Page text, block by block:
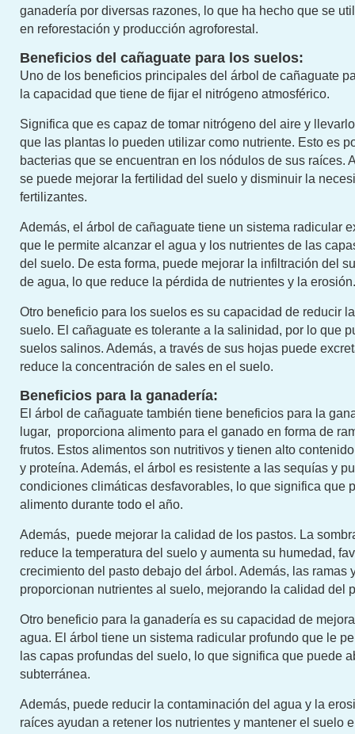
ganadería por diversas razones, lo que ha hecho que se
en reforestación y producción agroforestal.
Beneficios del cañaguate para los suelos:
Uno de los beneficios principales del árbol de cañaguate
la capacidad que tiene de fijar el nitrógeno atmosférico.
Significa que es capaz de tomar nitrógeno del aire y
que las plantas lo pueden utilizar como nutriente. Esto es
bacterias que se encuentran en los nódulos de sus raíces.
se puede mejorar la fertilidad del suelo y disminuir la
fertilizantes.
Además, el árbol de cañaguate tiene un sistema radicular
que le permite alcanzar el agua y los nutrientes de las
del suelo. De esta forma, puede mejorar la infiltración del
de agua, lo que reduce la pérdida de nutrientes y la erosión.
Otro beneficio para los suelos es su capacidad de reducir
suelo. El cañaguate es tolerante a la salinidad, por lo que
suelos salinos. Además, a través de sus hojas puede
reduce la concentración de sales en el suelo.
Beneficios para la ganadería:
El árbol de cañaguate también tiene beneficios para la
lugar, proporciona alimento para el ganado en forma de
frutos. Estos alimentos son nutritivos y tienen alto
y proteína. Además, el árbol es resistente a las sequías y
condiciones climáticas desfavorables, lo que significa que
alimento durante todo el año.
Además, puede mejorar la calidad de los pastos. La
reduce la temperatura del suelo y aumenta su humedad,
crecimiento del pasto debajo del árbol. Además, las ramas
proporcionan nutrientes al suelo, mejorando la calidad del
Otro beneficio para la ganadería es su capacidad de
agua. El árbol tiene un sistema radicular profundo que le
las capas profundas del suelo, lo que significa que puede
subterránea.
Además, puede reducir la contaminación del agua y la
raíces ayudan a retener los nutrientes y mantener el suelo